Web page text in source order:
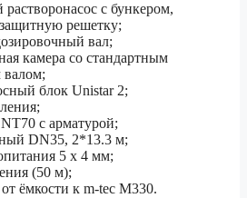
с бункером,
решетку;
вал;
камера со стандартным
валом;
блок Unistar 2;
с арматурой;
DN35, 2*13.3 м;
5 x 4 мм;
(50 м);
ёмкости к m-tec M330.